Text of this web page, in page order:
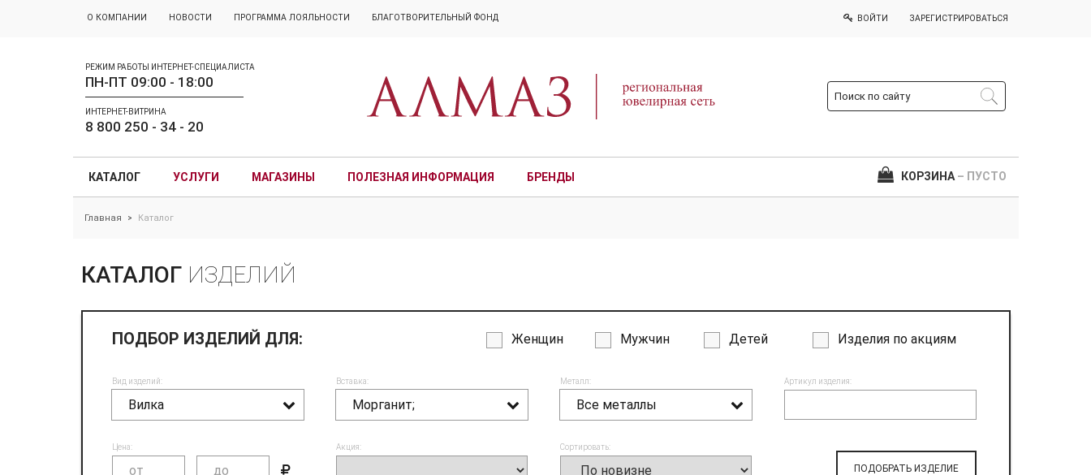
О КОМПАНИИ НОВОСТИ ПРОГРАММА ЛОЯЛЬНОСТИ БЛАГОТВОРИТЕЛЬНЫЙ ФОНД
РЕЖИМ РАБОТЫ ИНТЕРНЕТ-СПЕЦИАЛИСТА
ПН-ПТ 09:00 - 18:00
ИНТЕРНЕТ-ВИТРИНА
8 800 250 - 34 - 20
ВОЙТИ ЗАРЕГИСТРИРОВАТЬСЯ
КАТАЛОГ УСЛУГИ МАГАЗИНЫ ПОЛЕЗНАЯ ИНФОРМАЦИЯ БРЕНДЫ КОРЗИНА – ПУСТО
Главная > Каталог
КАТАЛОГ ИЗДЕЛИЙ
ПОДБОР ИЗДЕЛИЙ ДЛЯ: Женщин Мужчин Детей Изделия по акциям
Вид изделий:
Вилка
Вставка:
Морганит;
Металл:
Все металлы
Артикул изделия:
Цена: Акция: Сортировать:
ПОДОБРАТЬ ИЗДЕЛИЕ